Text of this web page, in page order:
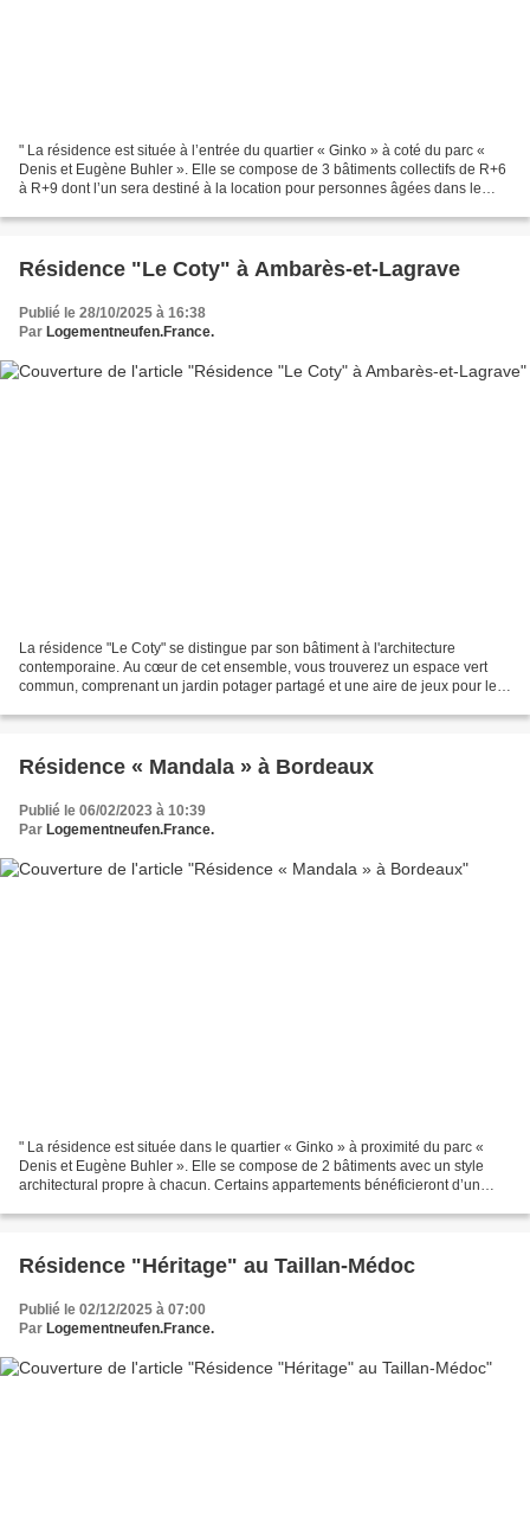
" La résidence est située à l’entrée du quartier « Ginko » à coté du parc «
Denis et Eugène Buhler ». Elle se compose de 3 bâtiments collectifs de R+6
à R+9 dont l’un sera destiné à la location pour personnes âgées dans le
Résidence "Le Coty" à Ambarès-et-Lagrave
Publié le 28/10/2025 à 16:38
Par Logementneufen.France.
La résidence "Le Coty" se distingue par son bâtiment à l'architecture
contemporaine. Au cœur de cet ensemble, vous trouverez un espace vert
commun, comprenant un jardin potager partagé et une aire de jeux pour les
Résidence « Mandala » à Bordeaux
Publié le 06/02/2023 à 10:39
Par Logementneufen.France.
" La résidence est située dans le quartier « Ginko » à proximité du parc «
Denis et Eugène Buhler ». Elle se compose de 2 bâtiments avec un style
architectural propre à chacun. Certains appartements bénéficieront d’un
Résidence "Héritage" au Taillan-Médoc
Publié le 02/12/2025 à 07:00
Par Logementneufen.France.